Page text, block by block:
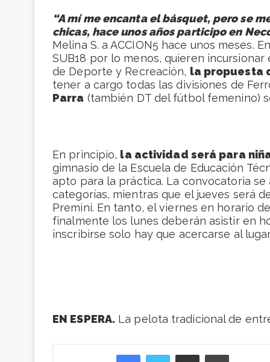
“A mí me encanta el básquet, pero se
chicas, hace unos años participo en
Melina S. a ACCION5 hace unos meses.
SUB18 por lo menos, quieren
de Deporte y Recreación, la propuesta
tener a cargo todas las divisiones de
Parra (también DT del fútbol femenino)
En principio, la actividad será para
gimnasio de la Escuela de Educación
apto para la práctica. La convocatoria se
categorías, mientras que el jueves será
Premini. En tanto, el viernes en horario
finalmente los lunes deberán asistir en
inscribirse solo hay que acercarse al
EN ESPERA. La pelota tradicional de
Facebook Compartir vía correo electrónico